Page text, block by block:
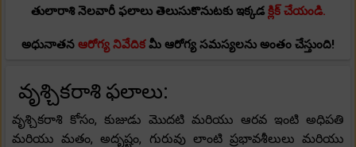
తులారాశి నెలవారీ ఫలాలు తెలుసుకొనుటకు ఇక్కడక్లిక్ చేయండి.
అధునాతన ఆరోగ్య నివేదికమీ ఆరోగ్య సమస్యలను అంతం చేస్తుంది!
వృశ్చికరాశి ఫలాలు:
వృశ్చికరాశి కోసం, కుజుడు మొదటి మరియు ఆరవ ఇంటి అధిపతి
మరియు మతం, అదృష్టం, గురువు లాంటి ప్రభావశీలులు మరియు